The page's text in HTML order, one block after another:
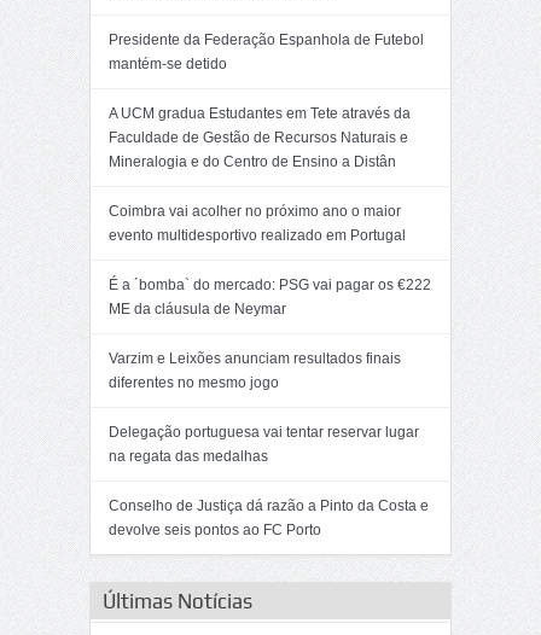
Presidente da Federação Espanhola de Futebol
mantém-se detido
A UCM gradua Estudantes em Tete através da
Faculdade de Gestão de Recursos Naturais e
Mineralogia e do Centro de Ensino a Distân
Coimbra vai acolher no próximo ano o maior
evento multidesportivo realizado em Portugal
É a ´bomba` do mercado: PSG vai pagar os €222
ME da cláusula de Neymar
Varzim e Leixões anunciam resultados finais
diferentes no mesmo jogo
Delegação portuguesa vai tentar reservar lugar
na regata das medalhas
Conselho de Justiça dá razão a Pinto da Costa e
devolve seis pontos ao FC Porto
Últimas Notícias